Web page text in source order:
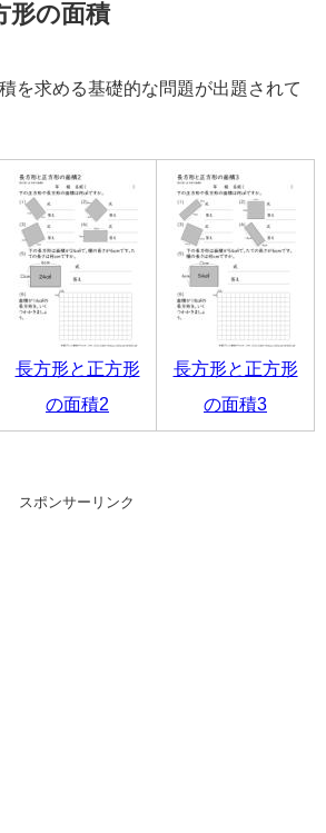
形の面積
を求める基礎的な問題が出題されて
長方形と正方形
の面積2
長方形と正方形
の面積3
スポンサーリンク